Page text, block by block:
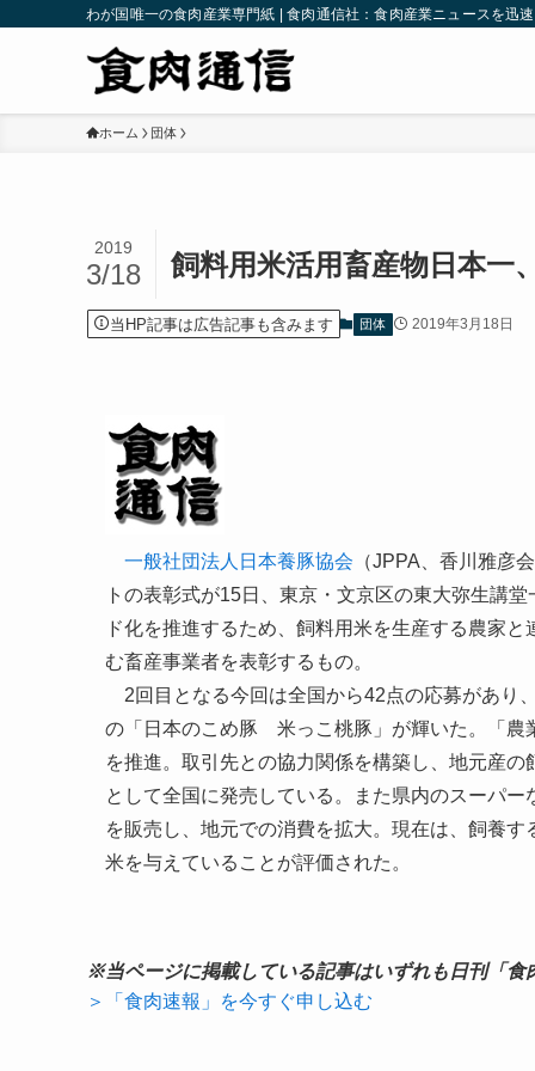
わが国唯一の食肉産業専門紙 | 食肉通信社：食肉産業ニュースを迅
ホーム 団体
飼料用米活用畜産物日本一
2019
3/18
当HP記事は広告記事も含みます 団体 2019年3月18日
一般社団法人日本養豚協会 （JPPA、香川雅彦
トの表彰式が15日、東京・文京区の東大弥生講
ド化を推進するため、飼料用米を生産する農家
む畜産事業者を表彰するもの。
2回目となる今回は全国から42点の応募があり
の「日本のこめ豚 米っこ桃豚」が輝いた。「農
を推進。取引先との協力関係を構築し、地元産
として全国に発売している。また県内のスーパ
を販売し、地元での消費を拡大。現在は、飼養
米を与えていることが評価された。
※当ページに掲載している記事はいずれも日刊「
＞「食肉速報」を今すぐ申し込む